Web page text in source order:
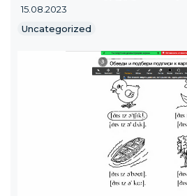
15.08.2023
Uncategorized